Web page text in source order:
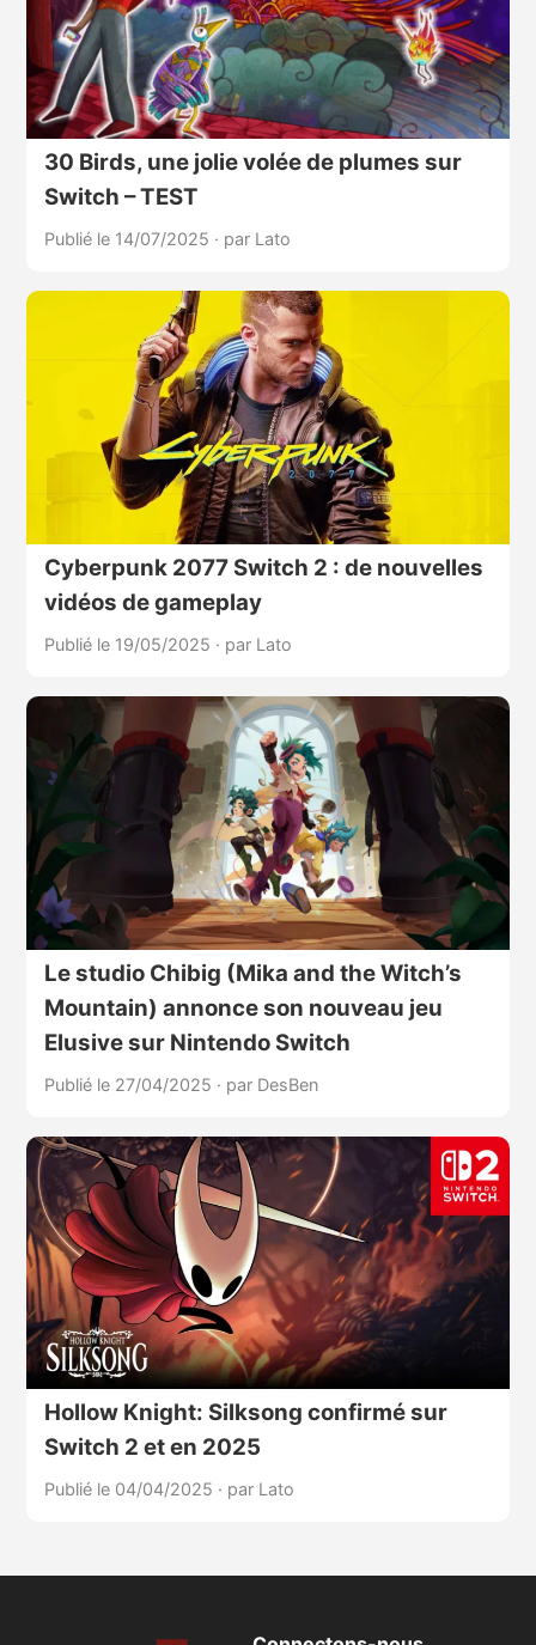
30 Birds, une jolie volée de plumes sur
Switch – TEST
Publié le 14/07/2025 · par Lato
Cyberpunk 2077 Switch 2 : de nouvelles
vidéos de gameplay
Publié le 19/05/2025 · par Lato
Le studio Chibig (Mika and the Witch’s
Mountain) annonce son nouveau jeu
Elusive sur Nintendo Switch
Publié le 27/04/2025 · par DesBen
Hollow Knight: Silksong confirmé sur
Switch 2 et en 2025
Publié le 04/04/2025 · par Lato